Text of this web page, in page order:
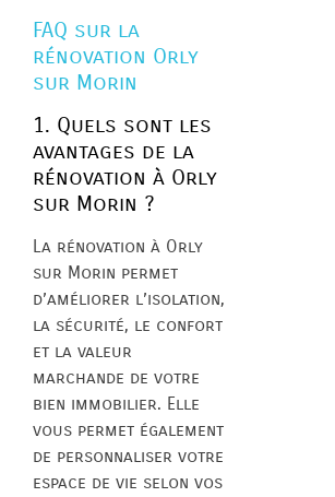
FAQ sur la
rénovation Orly
sur Morin
1. Quels sont les
avantages de la
rénovation à Orly
sur Morin ?
La rénovation à Orly
sur Morin permet
d’améliorer l’isolation,
la sécurité, le confort
et la valeur
marchande de votre
bien immobilier. Elle
vous permet également
de personnaliser votre
espace de vie selon vos